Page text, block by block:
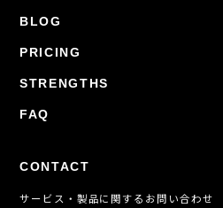
BLOG
PRICING
STRENGTHS
FAQ
CONTACT
サービス・製品に関するお問い合わせ